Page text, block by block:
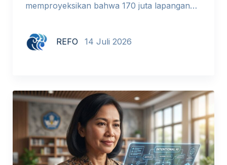
memproyeksikan bahwa 170 juta lapangan
juta pekerjaan lain akan tergantikan. Hampir
40% keterampilan yang relevan hari ini
tengah pembaruan besar cara dunia bekerja,
dan pendidikan tidak bisa menutup mata […]
REFO 14 Juli 2026